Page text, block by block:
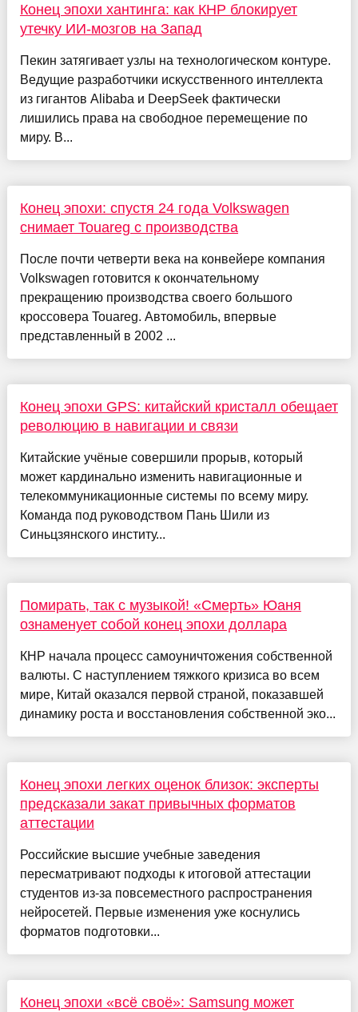
Конец эпохи хантинга: как КНР блокирует
утечку ИИ-мозгов на Запад
Пекин затягивает узлы на технологическом контуре.
Ведущие разработчики искусственного интеллекта
из гигантов Alibaba и DeepSeek фактически
лишились права на свободное перемещение по
миру. В...
Конец эпохи: спустя 24 года Volkswagen
снимает Touareg с производства
После почти четверти века на конвейере компания
Volkswagen готовится к окончательному
прекращению производства своего большого
кроссовера Touareg. Автомобиль, впервые
представленный в 2002 ...
Конец эпохи GPS: китайский кристалл обещает
революцию в навигации и связи
Китайские учёные совершили прорыв, который
может кардинально изменить навигационные и
телекоммуникационные системы по всему миру.
Команда под руководством Пань Шили из
Синьцзянского институ...
Помирать, так с музыкой! «Смерть» Юаня
ознаменует собой конец эпохи доллара
КНР начала процесс самоуничтожения собственной
валюты. С наступлением тяжкого кризиса во всем
мире, Китай оказался первой страной, показавшей
динамику роста и восстановления собственной эко...
Конец эпохи легких оценок близок: эксперты
предсказали закат привычных форматов
аттестации
Российские высшие учебные заведения
пересматривают подходы к итоговой аттестации
студентов из-за повсеместного распространения
нейросетей. Первые изменения уже коснулись
форматов подготовки...
Конец эпохи «всё своё»: Samsung может